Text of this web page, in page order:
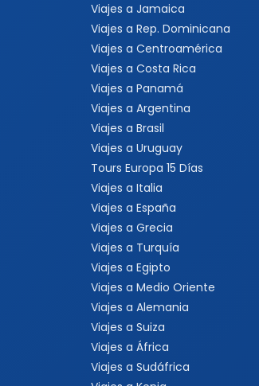
Viajes a Jamaica
Viajes a Rep. Dominicana
Viajes a Centroamérica
Viajes a Costa Rica
Viajes a Panamá
Viajes a Argentina
Viajes a Brasil
Viajes a Uruguay
Tours Europa 15 Días
Viajes a Italia
Viajes a España
Viajes a Grecia
Viajes a Turquía
Viajes a Egipto
Viajes a Medio Oriente
Viajes a Alemania
Viajes a Suiza
Viajes a África
Viajes a Sudáfrica